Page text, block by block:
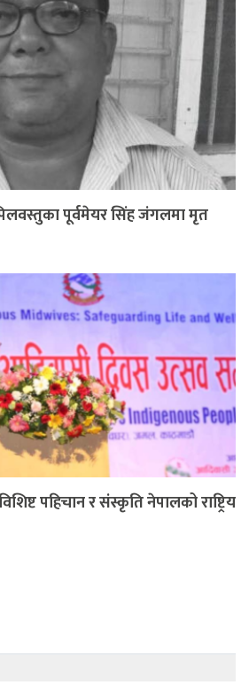
पूर्वमेयर सिंह जंगलमा मृत
पहिचान र संस्कृति नेपालको राष्ट्रिय